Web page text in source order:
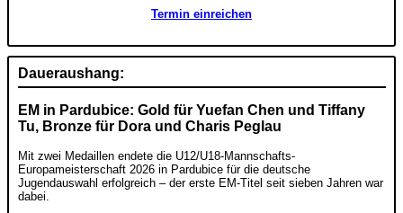
Termin einreichen
Daueraushang:
EM in Pardubice: Gold für Yuefan Chen und Tiffany
Tu, Bronze für Dora und Charis Peglau
Mit zwei Medaillen endete die U12/U18-Mannschafts-
Europameisterschaft 2026 in Pardubice für die deutsche
Jugendauswahl erfolgreich – der erste EM-Titel seit sieben Jahren war
dabei.